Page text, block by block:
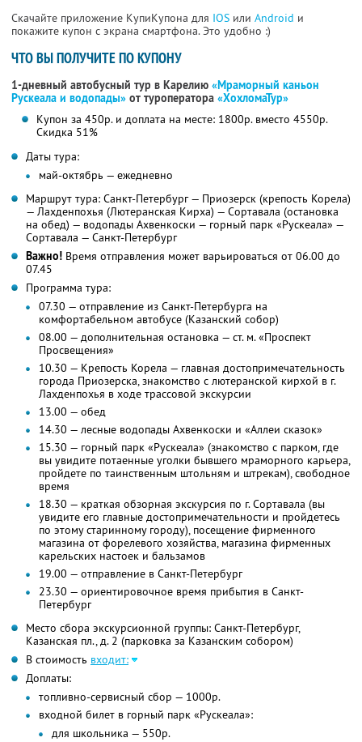
Скачайте приложение КупиКупона для IOS или Android и
покажите купон с экрана смартфона. Это удобно :)
ЧТО ВЫ ПОЛУЧИТЕ ПО КУПОНУ
1-дневный автобусный тур в Карелию «Мраморный каньон
Рускеала и водопады» от туроператора «ХохломаТур»
Купон за 450р. и доплата на месте: 1800р. вместо 4550р.
Скидка 51%
Даты тура:
май-октябрь — ежедневно
Маршрут тура: Санкт-Петербург — Приозерск (крепость Корела)
— Лахденпохья (Лютеранская Кирха) — Сортавала (остановка
на обед) — водопады Ахвенкоски — горный парк «Рускеала» —
Сортавала — Санкт-Петербург
Важно! Время отправления может варьироваться от 06.00 до
07.45
Программа тура:
07.30 — отправление из Санкт-Петербурга на
комфортабельном автобусе (Казанский собор)
08.00 — дополнительная остановка — ст. м. «Проспект
Просвещения»
10.30 — Крепость Корела — главная достопримечательность
города Приозерска, знакомство с лютеранской кирхой в г.
Лахденпохья в ходе трассовой экскурсии
13.00 — обед
14.30 — лесные водопады Ахвенкоски и «Аллеи сказок»
15.30 — горный парк «Рускеала» (знакомство с парком, где
вы увидите потаенные уголки бывшего мраморного карьера,
пройдете по таинственным штольням и штрекам), свободное
время
18.30 — краткая обзорная экскурсия по г. Сортавала (вы
увидите его главные достопримечательности и пройдетесь
по этому старинному городу), посещение фирменного
магазина от форелевого хозяйства, магазина фирменных
карельских настоек и бальзамов
19.00 — отправление в Санкт-Петербург
23.30 — ориентировочное время прибытия в Санкт-
Петербург
Место сбора экскурсионной группы: Санкт-Петербург,
Казанская пл., д. 2 (парковка за Казанским собором)
В стоимость входит:
Доплаты:
топливно-сервисный сбор — 1000р.
входной билет в горный парк «Рускеала»:
для школьника — 550р.